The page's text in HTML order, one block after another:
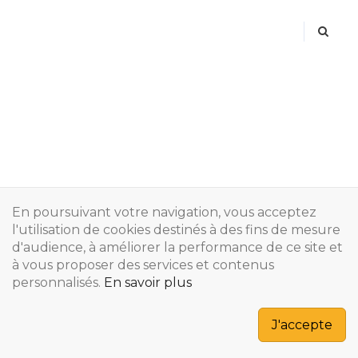
En poursuivant votre navigation, vous acceptez
l'utilisation de cookies destinés à des fins de mesure
d'audience, à améliorer la performance de ce site et
à vous proposer des services et contenus
personnalisés. En savoir plus
J'accepte